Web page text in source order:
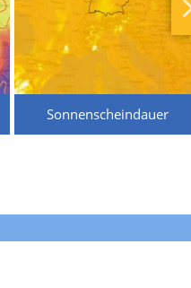
Sonnenscheindauer